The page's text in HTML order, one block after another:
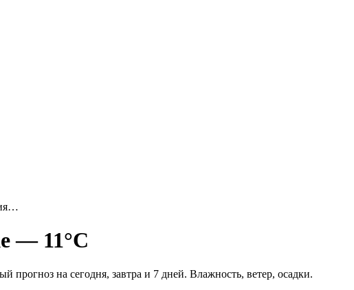
— 11°C
прогноз на сегодня, завтра и 7 дней. Влажность, ветер, осадки.